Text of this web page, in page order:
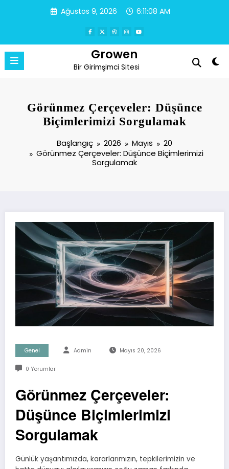
Ağustos 9, 2026 6:11:08 AM
Growen
Bir Girimşimci Sitesi
Görünmez Çerçeveler: Düşünce
Biçimlerimizi Sorgulamak
Başlangıç 2026 Mayıs
20
Görünmez Çerçeveler: Düşünce Biçimlerimizi
Sorgulamak
Genel Admin Mayıs 20, 2026
0 Yorumlar
Görünmez Çerçeveler:
Düşünce Biçimlerimizi
Sorgulamak
Günlük yaşantımızda, kararlarımızın, tepkilerimizin ve